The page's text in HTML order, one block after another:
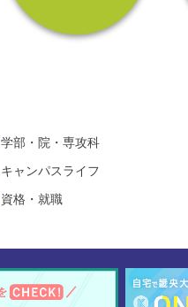
学部・院・専攻科
キャンパスライフ
資格・就職